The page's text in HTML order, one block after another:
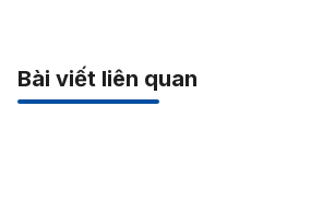
Bài viết liên quan